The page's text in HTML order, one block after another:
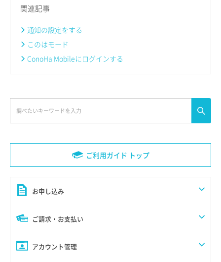
ご利用ガイド トップ
お申し込み
ご請求・お支払い
アカウント管理
関連記事
通知の設定をする
このはモード
ConoHa Mobileにログインする